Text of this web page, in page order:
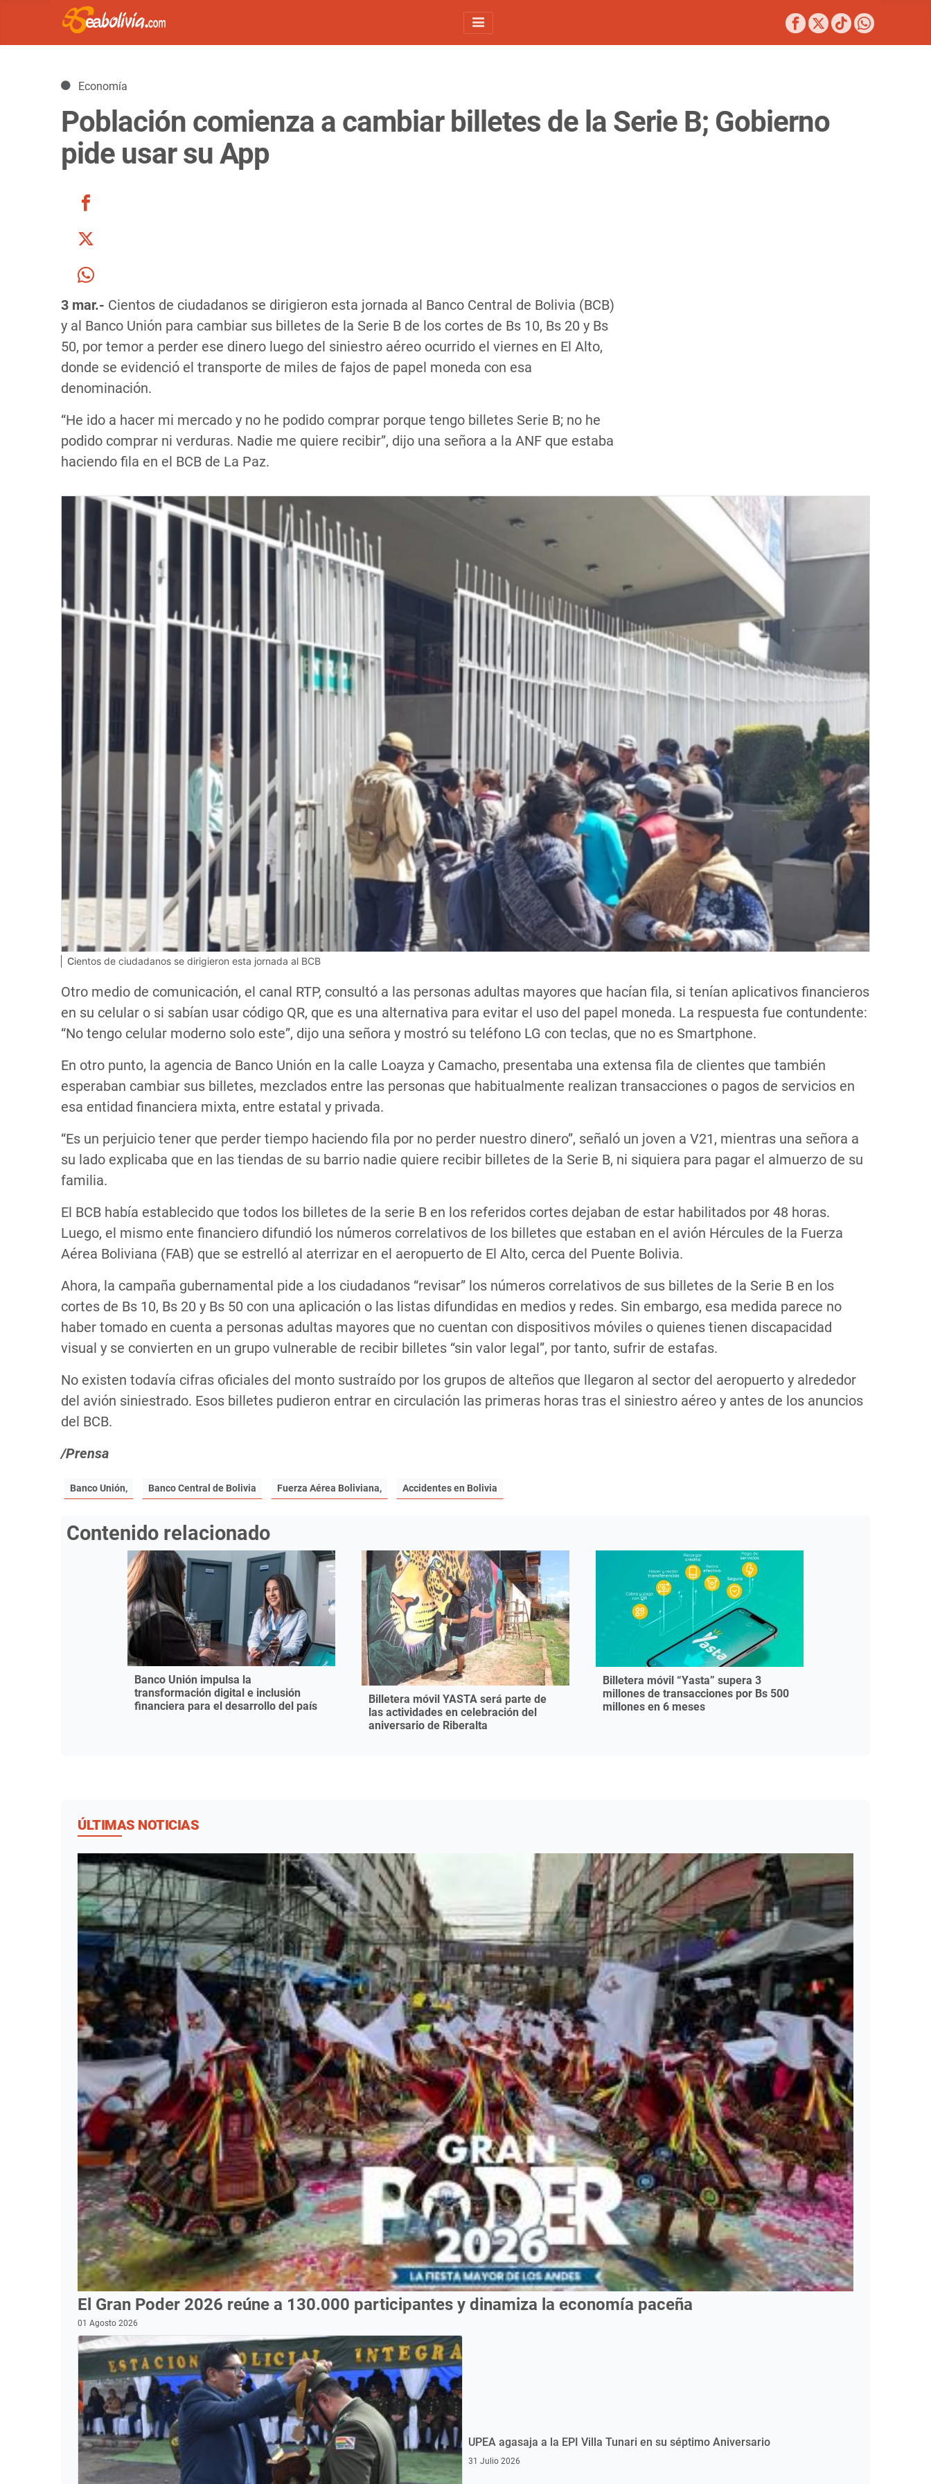
Detalles
Economía
Población comienza a cambiar billetes de la Serie B; Gobierno
pide usar su App
3 mar.- Cientos de ciudadanos se dirigieron esta jornada al Banco Central de Bolivia (BCB)
y al Banco Unión para cambiar sus billetes de la Serie B de los cortes de Bs 10, Bs 20 y Bs
50, por temor a perder ese dinero luego del siniestro aéreo ocurrido el viernes en El Alto,
donde se evidenció el transporte de miles de fajos de papel moneda con esa
denominación.
“He ido a hacer mi mercado y no he podido comprar porque tengo billetes Serie B; no he
podido comprar ni verduras. Nadie me quiere recibir”, dijo una señora a la ANF que estaba
haciendo fila en el BCB de La Paz.
Cientos de ciudadanos se dirigieron esta jornada al BCB
Otro medio de comunicación, el canal RTP, consultó a las personas adultas mayores que hacían fila, si tenían aplicativos financieros
en su celular o si sabían usar código QR, que es una alternativa para evitar el uso del papel moneda. La respuesta fue contundente:
“No tengo celular moderno solo este”, dijo una señora y mostró su teléfono LG con teclas, que no es Smartphone.
En otro punto, la agencia de Banco Unión en la calle Loayza y Camacho, presentaba una extensa fila de clientes que también
esperaban cambiar sus billetes, mezclados entre las personas que habitualmente realizan transacciones o pagos de servicios en
esa entidad financiera mixta, entre estatal y privada.
“Es un perjuicio tener que perder tiempo haciendo fila por no perder nuestro dinero”, señaló un joven a V21, mientras una señora a
su lado explicaba que en las tiendas de su barrio nadie quiere recibir billetes de la Serie B, ni siquiera para pagar el almuerzo de su
familia.
El BCB había establecido que todos los billetes de la serie B en los referidos cortes dejaban de estar habilitados por 48 horas.
Luego, el mismo ente financiero difundió los números correlativos de los billetes que estaban en el avión Hércules de la Fuerza
Aérea Boliviana (FAB) que se estrelló al aterrizar en el aeropuerto de El Alto, cerca del Puente Bolivia.
Ahora, la campaña gubernamental pide a los ciudadanos “revisar” los números correlativos de sus billetes de la Serie B en los
cortes de Bs 10, Bs 20 y Bs 50 con una aplicación o las listas difundidas en medios y redes. Sin embargo, esa medida parece no
haber tomado en cuenta a personas adultas mayores que no cuentan con dispositivos móviles o quienes tienen discapacidad
visual y se convierten en un grupo vulnerable de recibir billetes “sin valor legal”, por tanto, sufrir de estafas.
No existen todavía cifras oficiales del monto sustraído por los grupos de alteños que llegaron al sector del aeropuerto y alrededor
del avión siniestrado. Esos billetes pudieron entrar en circulación las primeras horas tras el siniestro aéreo y antes de los anuncios
del BCB.
/Prensa
Banco Unión, Banco Central de Bolivia Fuerza Aérea Boliviana, Accidentes en Bolivia
Contenido relacionado
Banco Unión impulsa la
transformación digital e inclusión
financiera para el desarrollo del país
Billetera móvil YASTA será parte de
las actividades en celebración del
aniversario de Riberalta
Billetera móvil “Yasta” supera 3
millones de transacciones por Bs 500
millones en 6 meses
ÚLTIMAS NOTICIAS
El Gran Poder 2026 reúne a 130.000 participantes y dinamiza la economía paceña
01 Agosto 2026
UPEA agasaja a la EPI Villa Tunari en su séptimo Aniversario
31 Julio 2026